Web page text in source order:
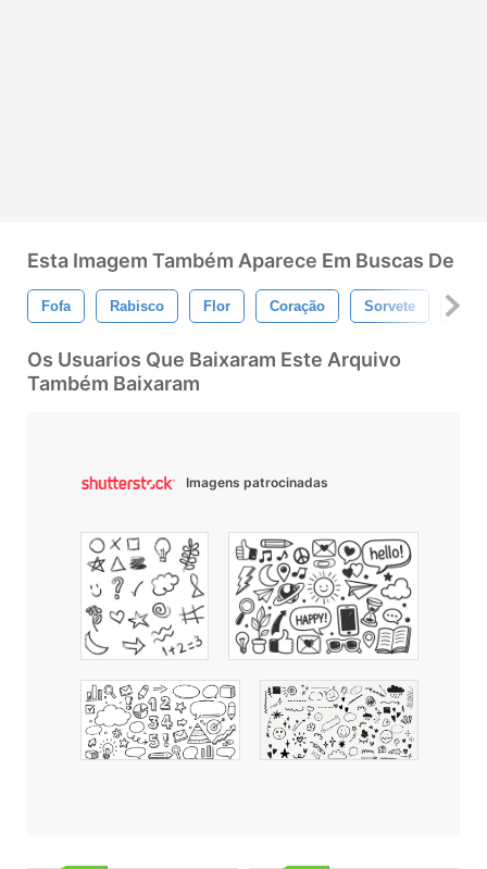
Esta Imagem Também Aparece Em Buscas De
Fofa Rabisco Flor Coração Sorvete
Os Usuarios Que Baixaram Este Arquivo
Também Baixaram
Imagens patrocinadas